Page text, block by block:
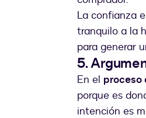
La confianza
tranquilo a la
para generar
5.
En el proceso
porque es
intención es